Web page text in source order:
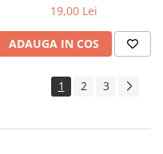
19,00 Lei
ADAUGA IN COS
1 2 3